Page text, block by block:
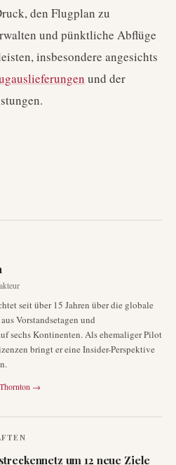
den Flugplan zu
und pünktliche Abflüge
insbesondere angesichts
und der
seit über 15 Jahren über die globale
Vorstandsetagen und
sechs Kontinenten. Als ehemaliger Pilot
bringt er eine Insider-Perspektive
→
um 12 neue Ziele